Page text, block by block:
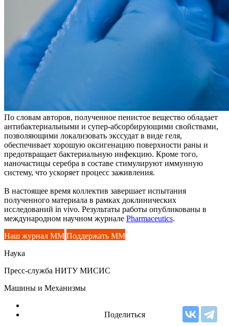
По словам авторов, полученное пенистое вещество обладает
антибактериальными и супер-абсорбирующими свойствами,
позволяющими локализовать экссудат в виде геля,
обеспечивает хорошую оксигенацию поверхности раны и
предотвращает бактериальную инфекцию. Кроме того,
наночастицы серебра в составе стимулируют иммунную
систему, что ускоряет процесс заживления.
В настоящее время коллектив завершает испытания
полученного материала в рамках доклинических
исследований in vivo. Результаты работы опубликованы в
международном научном журнале Pharmaceutics.
Наш журнал ММ Поддержать ММ
Наука
Пресс-служба НИТУ МИСИС
Машины и Механизмы
Поделиться